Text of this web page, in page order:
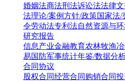
婚姻法商法刑法诉讼法法律
法理论/案例方针/政策国家法/
令劳动法专利法自然资源与
研究报告
信息产业金融教育农林牧渔
易国防军事统计年鉴/数据分
合同协议
股权合同经营合同 购销合同